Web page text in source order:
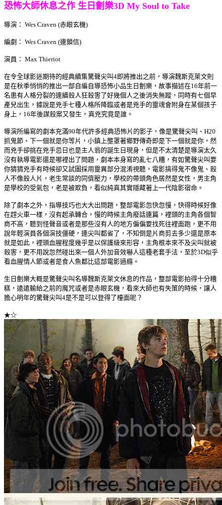
恐怖大師休息之作 生日劊樂3D My Soul to Take
導演： Wes Craven (赤眼玄機)
編劇： Wes Craven (連鎖信)
演員： Max Thieriot
在令全球影迷期待的經典續集驚聲尖叫4即將推出之前，導演魏斯克萊文則
是在秋季悄悄的推出一部自編自導恐怖小品生日劊樂，故事描述在16年前一
名患有人格分裂的連續殺人狂殺害了好幾個人之後消失無蹤，同時有七個早
產兒出生，據說是兇手七種人格所降臨或者是兇手的靈魂會附身在某個孩子
身上，16年後謀殺案又發生，真兇究竟是誰。
導演所編寫的劇本充滿90年代許多經典恐怖片的影子，像是驚聲尖叫、H20
抓鬼節、下一個就是你等片，小鎮上壟罩著鄉野傳奇即是下一個就是你，然
而兇手卻挑在兇手忌日也是主人翁的誕生日現身，但是不太清楚是導演太久
沒有執導電影還是哪裡出了問題，劇本本身寫的亂七八糟，有如驚聲尖叫要
你猜猜兇手有時候卻又試圖採用靈異部分混淆視聽，電影搞得鬼不像鬼、殺
人不像殺人片，老生常談的同儕壓力，學校的帶頭角色居然是女性，男主角
是學校的受氣包，老是被欺負，看似純真其實隱藏著上一代陰影宿命。
除了劇本之外，指導技巧也大大出問題，整部電影忽快忽慢，快得時候好像
在趕火車一樣，沒有起承轉合，慢的時候主角廢話連篇，裡頭的主角各個智
商不高，聽到怪聲音或者是那些沒有人的地方偏偏要找死往裡面跑，更不用
說年輕演員各個演技僵硬，連尖叫都省了，不知倒是片商剪去多少還是原本
就是如此，裡頭血腥程度幾乎是以保護級來形容，主角根本來不及尖叫就被
殺害，更不用說忽然碰出來一個人外加音效嚇人這種老套手法，至於3D似乎
看血腥情人節或者是食人魚都比這部電影過癮。
生日劊樂大概是驚聲尖叫名導魏斯克萊文休息的作品，整部電影拍得十分糟
糕，遠遠輸給之前的魔咒或者是赤眼玄機，看來大師也有失策的時候，讓人
擔心明年的驚聲尖叫4是不是可以登得了檯面呢？
★☆